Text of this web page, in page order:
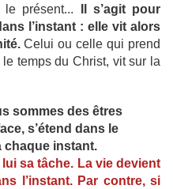
présent...
Il s’agit pour
l’instant : elle vit alors
Celui ou celle qui prend
le temps du Christ, vit sur la
sommes des êtres
s’étend dans le
chaque instant.
sa tâche. La vie devient
l’instant. Par contre, si